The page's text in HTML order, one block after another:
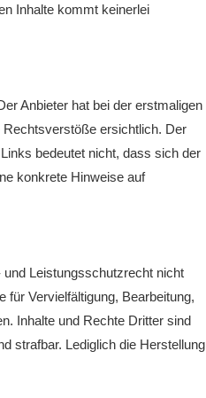
Inhalte kommt keinerlei
Anbieter hat bei der erstmaligen
Rechtsverstöße ersichtlich. Der
bedeutet nicht, dass sich der
konkrete Hinweise auf
Leistungsschutzrecht nicht
Vervielfältigung, Bearbeitung,
Inhalte und Rechte Dritter sind
strafbar. Lediglich die Herstellung